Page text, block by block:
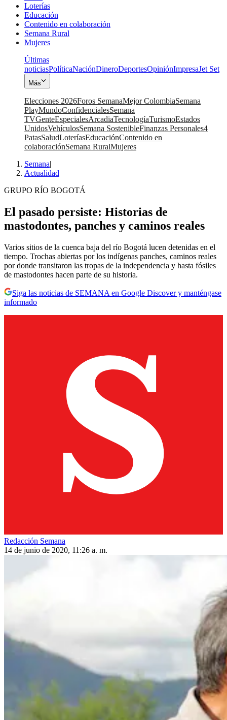
Loterías
Educación
Contenido en colaboración
Semana Rural
Mujeres
Últimas
noticiasPolíticaNaciónDineroDeportesOpiniónImpresaJet Set
Más
Elecciones 2026Foros SemanaMejor ColombiaSemana
PlayMundoConfidencialesSemana
TVGenteEspecialesArcadiaTecnologíaTurismoEstados
UnidosVehículosSemana SostenibleFinanzas Personales4
PatasSaludLoteríasEducaciónContenido en
colaboraciónSemana RuralMujeres
Semana|
Actualidad
GRUPO RÍO BOGOTÁ
El pasado persiste: Historias de
mastodontes, panches y caminos reales
Varios sitios de la cuenca baja del río Bogotá lucen detenidas en el
tiempo. Trochas abiertas por los indígenas panches, caminos reales
por donde transitaron las tropas de la independencia y hasta fósiles
de mastodontes hacen parte de su historia.
Siga las noticias de SEMANA en Google Discover y manténgase
informado
Redacción Semana
14 de junio de 2020, 11:26 a. m.